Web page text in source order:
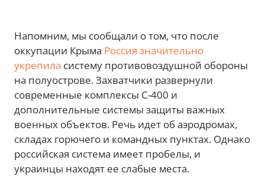
Напомним, мы сообщали о том, что после
оккупации Крыма Россия значительно
укрепила систему противовоздушной обороны
на полуострове. Захватчики развернули
современные комплексы С-400 и
дополнительные системы защиты важных
военных объектов. Речь идет об аэродромах,
складах горючего и командных пунктах. Однако
российская система имеет пробелы, и
украинцы находят ее слабые места.